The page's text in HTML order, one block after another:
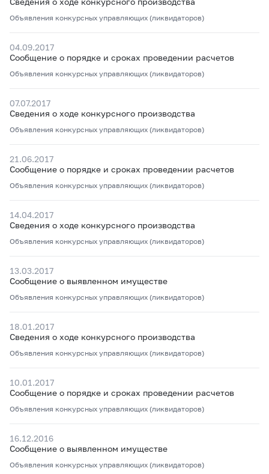
Объявления конкурсных управляющих (ликвидаторов)
04.09.2017
Сообщение о порядке и сроках проведении расчетов
Объявления конкурсных управляющих (ликвидаторов)
07.07.2017
Сведения о ходе конкурсного производства
Объявления конкурсных управляющих (ликвидаторов)
21.06.2017
Сообщение о порядке и сроках проведении расчетов
Объявления конкурсных управляющих (ликвидаторов)
14.04.2017
Сведения о ходе конкурсного производства
Объявления конкурсных управляющих (ликвидаторов)
13.03.2017
Сообщение о выявленном имуществе
Объявления конкурсных управляющих (ликвидаторов)
18.01.2017
Сведения о ходе конкурсного производства
Объявления конкурсных управляющих (ликвидаторов)
10.01.2017
Сообщение о порядке и сроках проведении расчетов
Объявления конкурсных управляющих (ликвидаторов)
16.12.2016
Сообщение о выявленном имуществе
Объявления конкурсных управляющих (ликвидаторов)